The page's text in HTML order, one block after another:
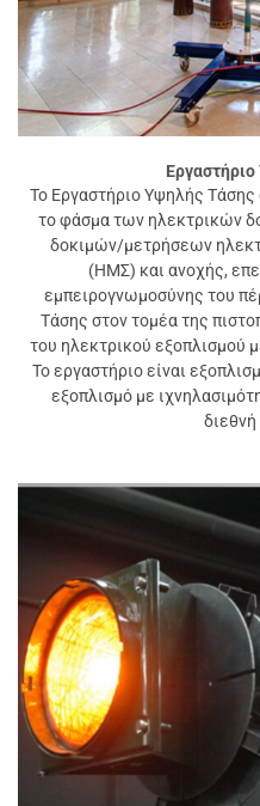
Το Εργαστήριο Υψηλής
το φάσμα των ηλεκτρικών
δοκιμών/μετρήσεων
(ΗΜΣ) και ανοχής,
εμπειρογνωμοσύνης του
Τάσης στον τομέα της
του ηλεκτρικού εξοπλισμού
Το εργαστήριο είναι
εξοπλισμό με